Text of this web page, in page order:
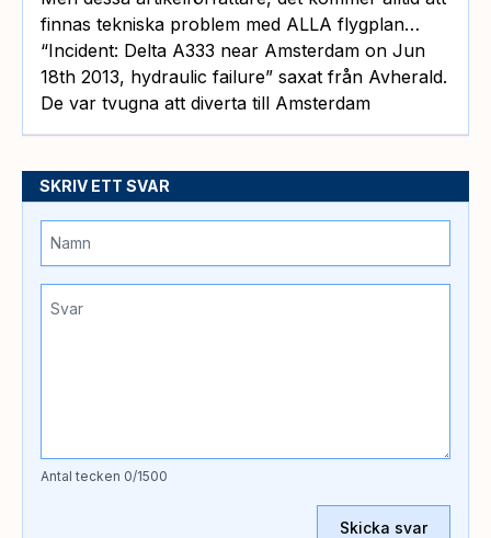
finnas tekniska problem med ALLA flygplan…
“Incident: Delta A333 near Amsterdam on Jun
18th 2013, hydraulic failure” saxat från Avherald.
De var tvugna att diverta till Amsterdam
SKRIV ETT SVAR
Antal tecken 0/1500
Skicka svar